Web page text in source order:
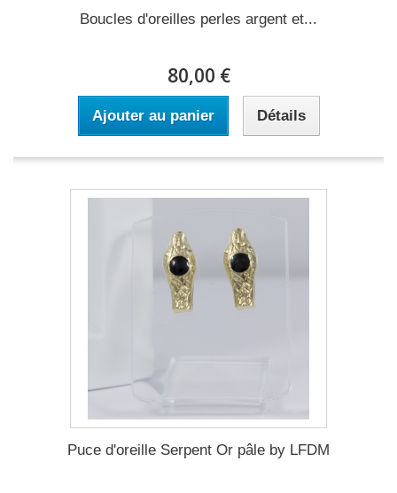
Boucles d'oreilles perles argent et...
80,00 €
Ajouter au panier Détails
Puce d'oreille Serpent Or pâle by LFDM